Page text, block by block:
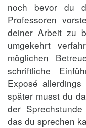
noch bevor du
Professoren
deiner Arbeit zu
umgekehrt
möglichen
schriftliche
Exposé
später musst du
der
das du sprechen